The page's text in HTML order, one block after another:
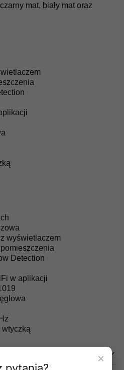
mat, biały mat oraz
wyświetlaczem
Detection
w aplikacji
×